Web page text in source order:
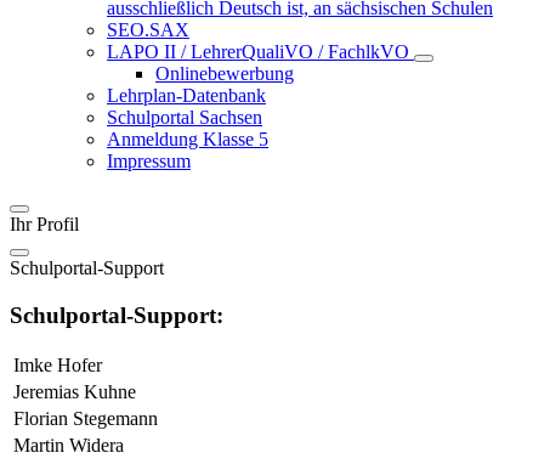
ausschließlich Deutsch ist, an sächsischen Schulen
SEO.SAX
LAPO II / LehrerQualiVO / FachlkVO
Onlinebewerbung
Lehrplan-Datenbank
Schulportal Sachsen
Anmeldung Klasse 5
Impressum
Ihr Profil
Schulportal-Support
Schulportal-Support:
Imke Hofer
Jeremias Kuhne
Florian Stegemann
Martin Widera